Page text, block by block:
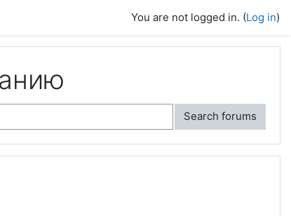
You are not logged in. (Log in)
Search forums